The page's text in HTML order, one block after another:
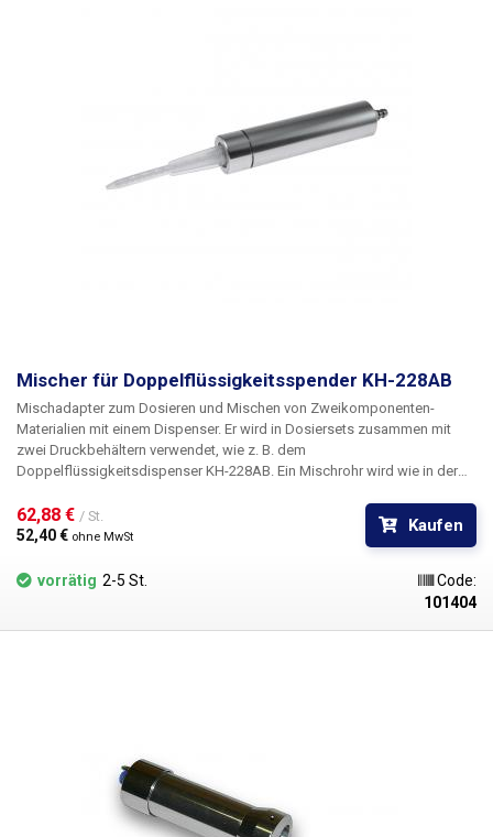
Mischer für Doppelflüssigkeitsspender KH-228AB
Mischadapter zum Dosieren und Mischen von Zweikomponenten-
Materialien mit einem Dispenser. Er wird in Dosiersets zusammen mit
zwei Druckbehältern verwendet, wie z. B. dem
Doppelflüssigkeitsdispenser KH-228AB. Ein Mischrohr wird wie in der
nicht im Lieferumfang enthalten). Der Adapter besteht aus einer
Leichtmetalllegierung und ist für eine einfache Spülung ausgelegt.
angeschlossen werden.
62,88 € / St.
52,40 € ohne MwSt
Kaufen
vorrätig 2-5 St.
Code:
101404